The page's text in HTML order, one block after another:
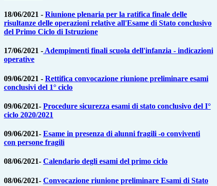
18/06/2021 - Riunione plenaria per la ratifica finale delle
risultanze delle operazioni relative all'Esame di Stato conclusivo
del Primo Ciclo di Istruzione
17/06/2021 - Adempimenti finali scuola dell'infanzia - indicazioni
operative
09/06/2021 - Rettifica convocazione riunione preliminare esami
conclusivi del 1° ciclo
09/06/2021- Procedure sicurezza esami di stato conclusivo del I°
ciclo 2020/2021
09/06/2021- Esame in presenza di alunni fragili -o conviventi
con persone fragili
08/06/2021- Calendario degli esami del primo ciclo
08/06/2021- Convocazione riunione preliminare Esami di Stato